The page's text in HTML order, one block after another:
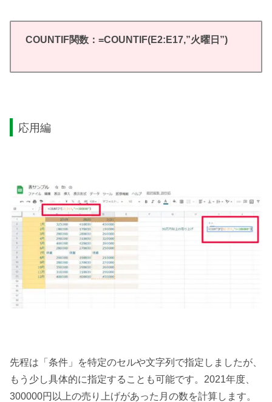
COUNTIF関数：=COUNTIF(E2:E17,”火曜日”)
応用編
先程は「条件」を特定のセルや文字列で指定しましたが、
もう少し具体的に指定することも可能です。2021年度、
300000円以上の売り上げがあった月の数を計算します。